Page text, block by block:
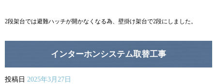
2段架台では避難ハッチが開かなくなる為、壁掛け架台で2段にしました。
インターホンシステム取替工事
投稿日 2025年3月27日